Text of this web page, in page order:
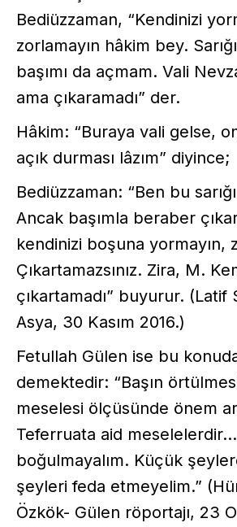
Bediüzzaman, “Kendinizi
zorlamayın hâkim bey.
başımı da açmam. Vali
ama çıkaramadı” der.
Hâkim: “Buraya vali gelse,
açık durması lâzım” diyince;
Bediüzzaman: “Ben bu
Ancak başımla beraber
kendinizi boşuna yormayın,
Çıkartamazsınız. Zira, M.
çıkartamadı” buyurur. (Latif
Asya, 30 Kasım 2016.)
Fetullah Gülen ise bu
demektedir: “Başın
meselesi ölçüsünde önem
Teferruata aid
boğulmayalım. Küçük
şeyleri feda etmeyelim.”
Özkök- Gülen röportajı, 23